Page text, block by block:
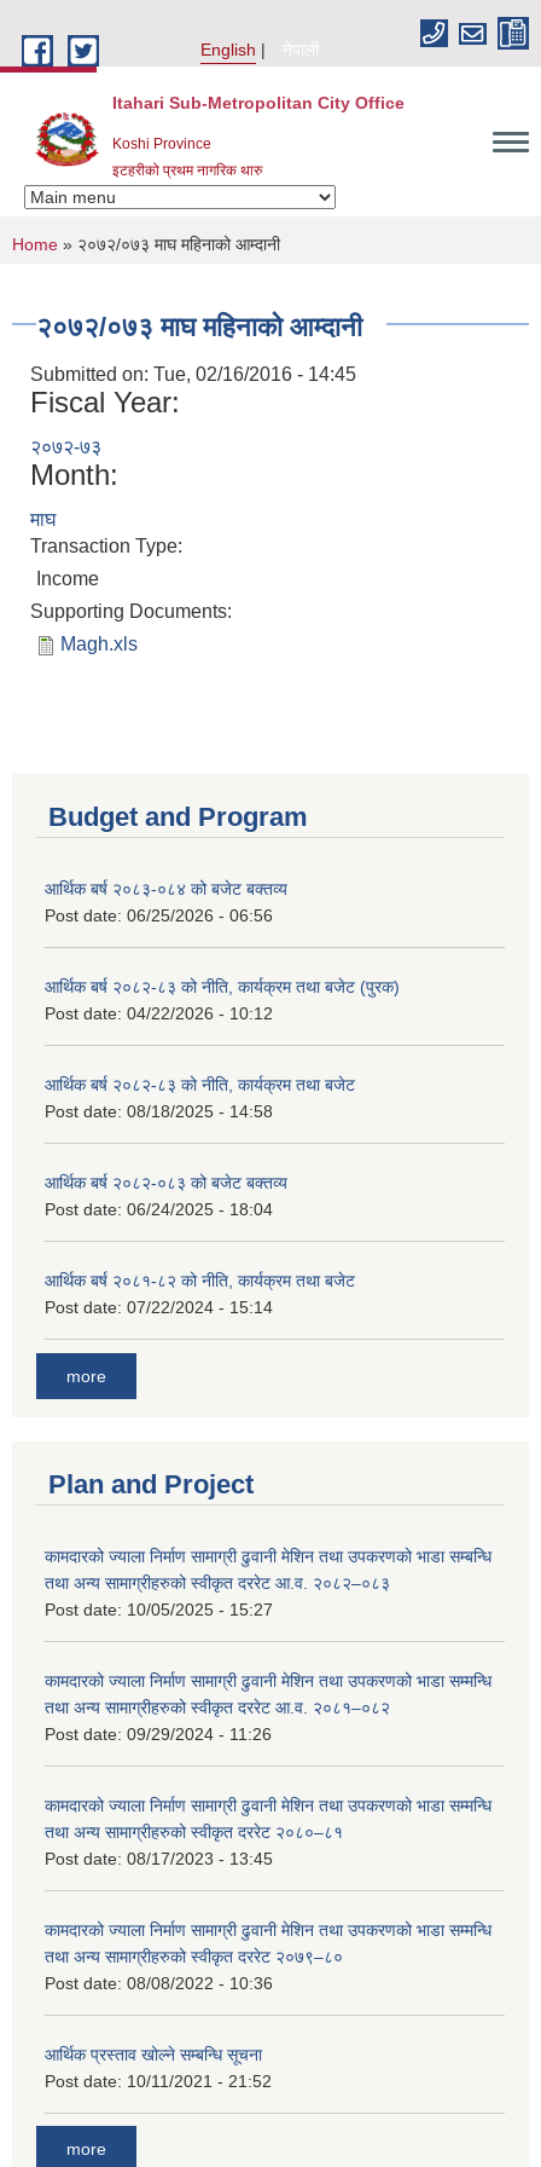
English
नेपाली
Itahari Sub-Metropolitan City Office
Koshi Province
इटहरीको प्रथम नागरिक थारु
You are here
Home » २०७२/०७३ माघ महिनाको आम्दानी
२०७२/०७३ माघ महिनाको आम्दानी
Submitted on: Tue, 02/16/2016 - 14:45
Fiscal Year:
२०७२-७३
Month:
माघ
Transaction Type:
Income
Supporting Documents:
Magh.xls
Budget and Program
आर्थिक बर्ष २०८३-०८४ को बजेट बक्तव्य
Post date: 06/25/2026 - 06:56
आर्थिक बर्ष २०८२-८३ को नीति, कार्यक्रम तथा बजेट (पुरक)
Post date: 04/22/2026 - 10:12
आर्थिक बर्ष २०८२-८३ को नीति, कार्यक्रम तथा बजेट
Post date: 08/18/2025 - 14:58
आर्थिक बर्ष २०८२-०८३ को बजेट बक्तव्य
Post date: 06/24/2025 - 18:04
आर्थिक बर्ष २०८१-८२ को नीति, कार्यक्रम तथा बजेट
Post date: 07/22/2024 - 15:14
more
Plan and Project
कामदारको ज्याला निर्माण सामाग्री ढुवानी मेशिन तथा उपकरणको भाडा सम्बन्धि
तथा अन्य सामाग्रीहरुको स्वीकृत दररेट आ.व. २०८२–०८३
Post date: 10/05/2025 - 15:27
कामदारको ज्याला निर्माण सामाग्री ढुवानी मेशिन तथा उपकरणको भाडा सम्मन्धि
तथा अन्य सामाग्रीहरुको स्वीकृत दररेट आ.व. २०८१–०८२
Post date: 09/29/2024 - 11:26
कामदारको ज्याला निर्माण सामाग्री ढुवानी मेशिन तथा उपकरणको भाडा सम्मन्धि
तथा अन्य सामाग्रीहरुको स्वीकृत दररेट २०८०–८१
Post date: 08/17/2023 - 13:45
कामदारको ज्याला निर्माण सामाग्री ढुवानी मेशिन तथा उपकरणको भाडा सम्मन्धि
तथा अन्य सामाग्रीहरुको स्वीकृत दररेट २०७९–८०
Post date: 08/08/2022 - 10:36
आर्थिक प्रस्ताव खोल्ने सम्बन्धि सूचना
Post date: 10/11/2021 - 21:52
more